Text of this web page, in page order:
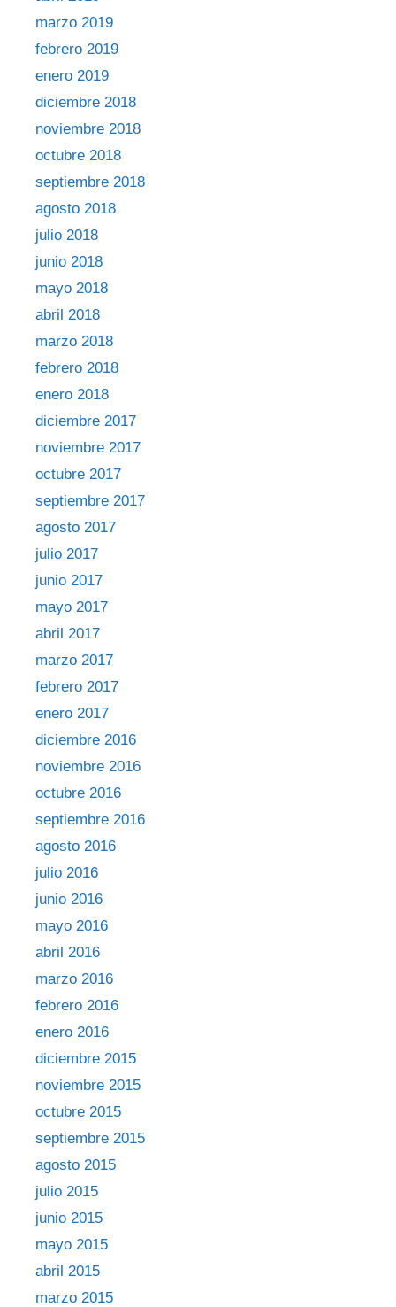
marzo 2019
febrero 2019
enero 2019
diciembre 2018
noviembre 2018
octubre 2018
septiembre 2018
agosto 2018
julio 2018
junio 2018
mayo 2018
abril 2018
marzo 2018
febrero 2018
enero 2018
diciembre 2017
noviembre 2017
octubre 2017
septiembre 2017
agosto 2017
julio 2017
junio 2017
mayo 2017
abril 2017
marzo 2017
febrero 2017
enero 2017
diciembre 2016
noviembre 2016
octubre 2016
septiembre 2016
agosto 2016
julio 2016
junio 2016
mayo 2016
abril 2016
marzo 2016
febrero 2016
enero 2016
diciembre 2015
noviembre 2015
octubre 2015
septiembre 2015
agosto 2015
julio 2015
junio 2015
mayo 2015
abril 2015
marzo 2015